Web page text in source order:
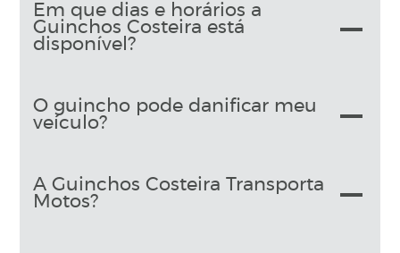
Em que dias e horários a
Guinchos Costeira está
disponível?
O guincho pode danificar meu
veículo?
A Guinchos Costeira Transporta
Motos?